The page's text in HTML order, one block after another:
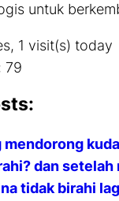
untuk
1 visit(s) today
79
mendorong
dan setelah
tidak birahi